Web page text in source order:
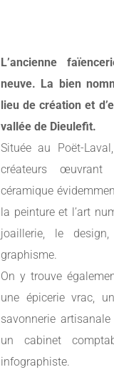
L’ancienne
neuve. La bien
lieu de création et
vallée de Dieulefit.
Située au Poët-
créateurs
céramique
la peinture et l’art
joaillerie, le
graphisme.
On y trouve
une épicerie vrac,
savonnerie
un cabinet
infographiste.